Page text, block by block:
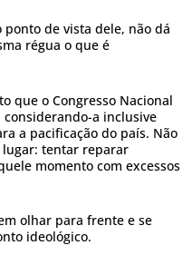
de vista dele, não dá
régua o que é
que o Congresso Nacional
a inclusive
a pacificação do país. Não
lugar: tentar reparar
momento com excessos
olhar para frente e se
ideológico.